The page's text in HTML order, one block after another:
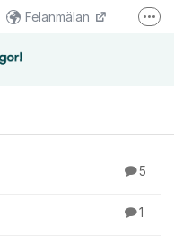
Felanmälan
på Facebook
0920-23 67 00
5
1